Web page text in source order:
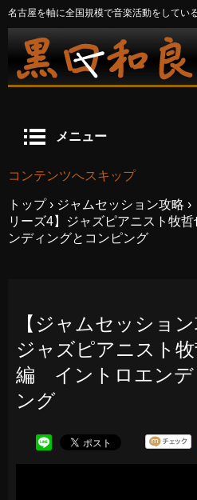
名古屋を軸に全国規模で音楽活動をしてい
メニュー
コンテンツへスキップ
トップ › ジャムセッション攻略 ›
リーズ4】ジャズピアニスト
ンディングとコンピング
【ジャムセッショ
ジャズピアニスト
編 イントロエンデ
ング